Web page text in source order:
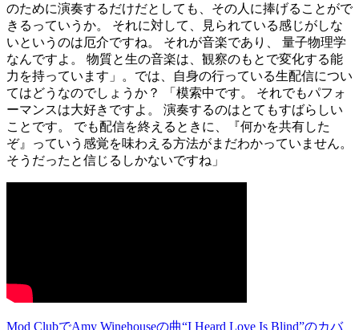
のために演奏するだけだとしても、その人に捧げることがで
きるっていうか。 それに対して、見られている感じがしな
いというのは厄介ですね。 それが音楽であり、 量子物理学
なんですよ。 物質と生の音楽は、観察のもとで変化する能
力を持っています」。では、自身の行っている生配信につい
てはどうなのでしょうか？ 「模索中です。 それでもパフォ
ーマンスは大好きですよ。 演奏するのはとてもすばらしい
ことです。 でも配信を終えるときに、『何かを共有した
ぞ』っていう感覚を味わえる方法がまだわかっていません。
そうだったと信じるしかないですね」
Mod ClubでAmy Winehouseの曲“I Heard Love Is Blind”のカバ